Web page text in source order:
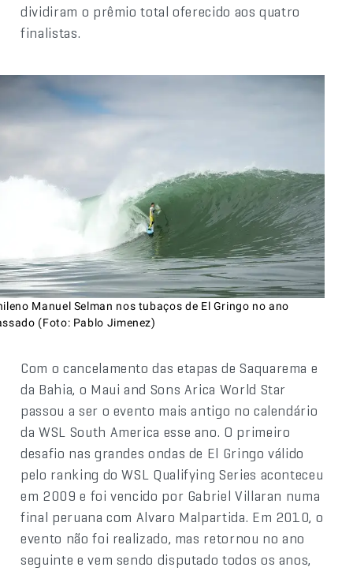
dividiram o prêmio total oferecido aos quatro
finalistas.
Manuel Selman nos tubaços de El Gringo no ano
(Foto: Pablo Jimenez)
Com o cancelamento das etapas de Saquarema e
da Bahia, o Maui and Sons Arica World Star
passou a ser o evento mais antigo no calendário
da WSL South America esse ano. O primeiro
desafio nas grandes ondas de El Gringo válido
pelo ranking do WSL Qualifying Series aconteceu
em 2009 e foi vencido por Gabriel Villaran numa
final peruana com Alvaro Malpartida. Em 2010, o
evento não foi realizado, mas retornou no ano
seguinte e vem sendo disputado todos os anos,